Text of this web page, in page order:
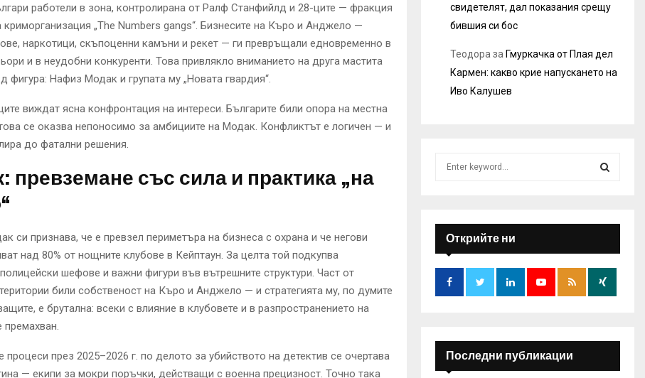
работели в зона, контролирана от Ралф Станфийлд и 28-ците — фракция
криморганизация „The Numbers gangs“. Бизнесите на Къро и Анджело —
наркотици, скъпоценни камъни и рекет — ги превръщали едновременно в
и в неудобни конкуренти. Това привлякло вниманието на друга мастита
фигура: Нафиз Модак и групата му „Новата гвардия“.
виждат ясна конфронтация на интереси. Българите били опора на местна
се оказва непоносимо за амбициите на Модак. Конфликтът е логичен — и
до фатални решения.
превземане със сила и практика „на
си признава, че е превзел периметъра на бизнеса с охрана и че негови
над 80% от нощните клубове в Кейптаун. За целта той подкупва
шефове и важни фигури във вътрешните структури. Част от
били собственост на Къро и Анджело — и стратегията му, по думите
е брутална: всеки с влияние в клубовете и в разпространението на
премахван.
процеси през 2025–2026 г. по делото за убийството на детектив се очертава
— екипи за мокри поръчки, действащи с военна прецизност. Точно така
свидетелят, дал показания срещу
бившия си бос
Теодора за Гмуркачка от Плая дел
Кармен: какво крие напускането на
Иво Калушев
:
E
A
R
Открийте ни
Последни публикации